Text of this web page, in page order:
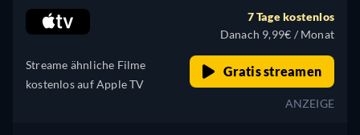
Streame ähnliche Filme
kostenlos auf Apple TV
7 Tage kostenlos
Danach 9,99€ / Monat
Gratis streamen
ANZEIGE